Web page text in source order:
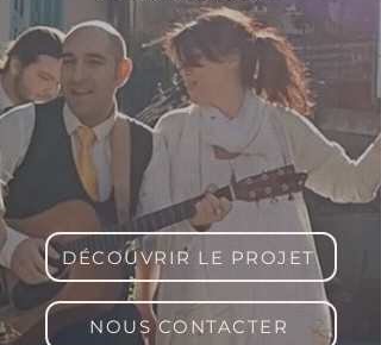
DÉCOUVRIR LE PROJET
NOUS CONTACTER